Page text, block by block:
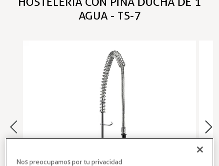
AGUA - TS-7
Nos preocupamos por tu privacidad